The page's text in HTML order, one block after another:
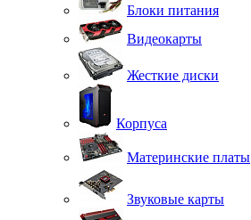
Блоки питания
Видеокарты
Жесткие диски
Корпуса
Материнские платы
Звуковые карты